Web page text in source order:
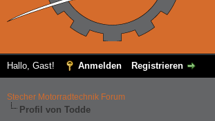
Hallo, Gast! Anmelden Registrieren
Stecher Motorradtechnik Forum
Profil von Todde